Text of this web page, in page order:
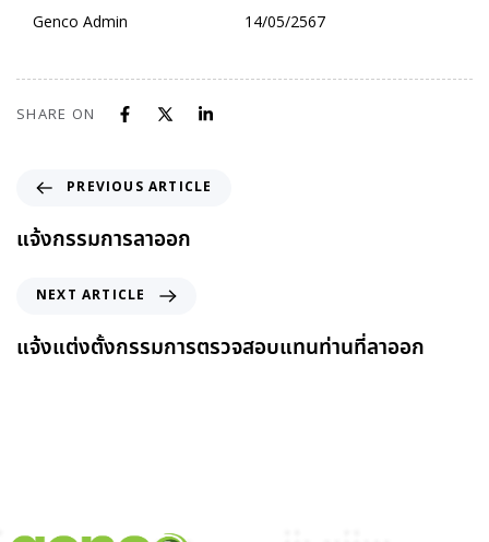
Genco Admin 14/05/2567
SHARE ON
PREVIOUS ARTICLE
แจ้งกรรมการลาออก
NEXT ARTICLE
แจ้งแต่งตั้งกรรมการตรวจสอบแทนท่านที่ลาออก